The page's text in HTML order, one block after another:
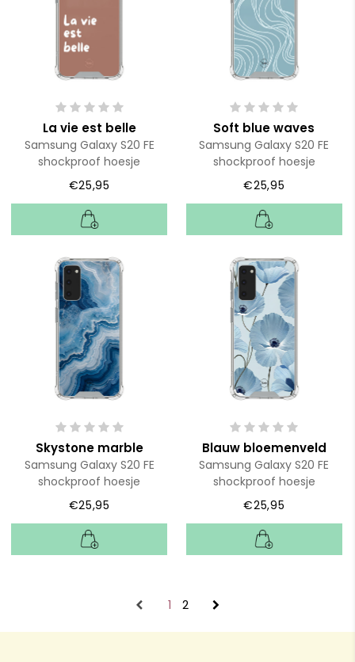
La vie est belle
Samsung Galaxy S20 FE
shockproof hoesje
€25,95
Soft blue waves
Samsung Galaxy S20 FE
shockproof hoesje
€25,95
Skystone marble
Samsung Galaxy S20 FE
shockproof hoesje
€25,95
Blauw bloemenveld
Samsung Galaxy S20 FE
shockproof hoesje
€25,95
1 2